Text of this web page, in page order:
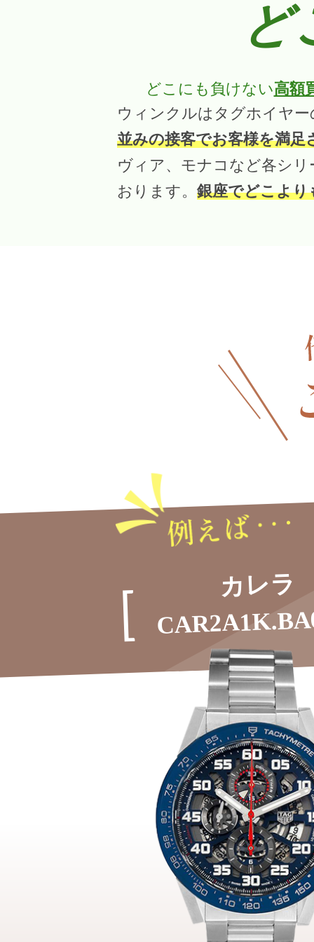
ど
どこにも負けない高額
ウィンクルはタグホイヤ
並みの接客でお客様を満
ヴィア、モナコなど各シ
おります。 銀座でどこよ
カレラ